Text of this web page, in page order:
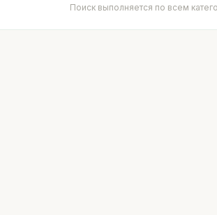
Поиск выполняется по всем